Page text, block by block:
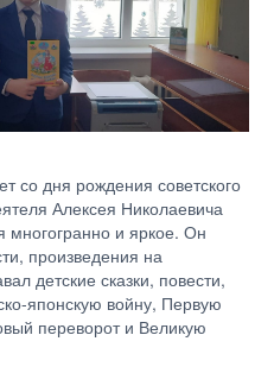
со дня рождения советского
Алексея Николаевича
многогранно и яркое. Он
произведения на
детские сказки, повести,
японскую войну, Первую
переворот и Великую